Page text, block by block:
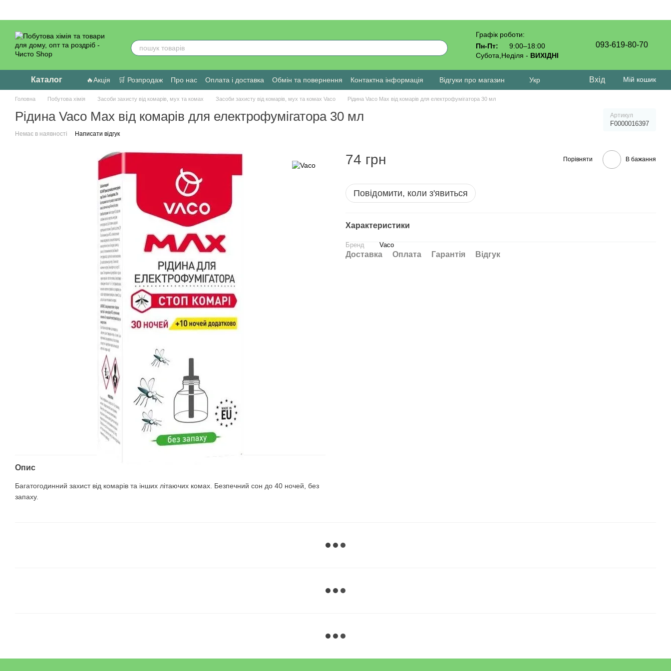
Графік роботи:
Пн-Пт:
9:00–18:00
Субота,Неділя - ВИХІДНІ
093-619-80-70
Каталог 🔥Акція 🛒 Розпродаж Про нас Оплата і доставка Обмін та повернення Контактна інформація Відгуки про магазин Укр Вхід Мій кошик
Головна Побутова хімія Засоби захисту від комарів, мух та комах Засоби захисту від комарів, мух та комах Vaco Рідина Vaco Max від комарів для електрофумігатора 30 мл
Рідина Vaco Max від комарів для електрофумігатора 30 мл Артикул
F0000016397
Немає в наявності Написати відгук
Опис
Багатогодинний захист від комарів та інших літаючих комах. Безпечний сон до 40 ночей, без
запаху.
74 грн Порівняти В бажання
Повідомити, коли з'явиться
Характеристики
Бренд Vaco
Доставка Оплата Гарантія Відгук